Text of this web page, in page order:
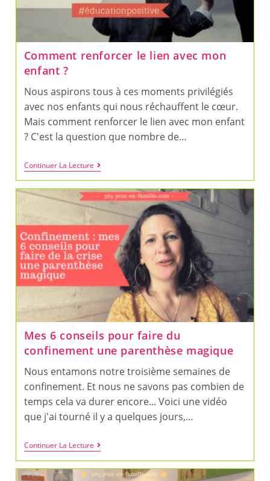
Comment renforcer le lien avec mon
enfant ?
Nous aspirons tous à ces moments privilégiés
avec nos enfants qui nous réchauffent le cœur.
Mais comment renforcer le lien avec mon enfant
? C'est la question que nombre de…
Continuer La LectureComment
Renforcer
Le
Lien
Avec
Mon
Enfant
?
Mes 6 conseils pour faire du
confinement une parenthèse magique
Nous entamons notre troisième semaines de
confinement. Et nous ne savons pas combien de
temps cela va durer encore... Voici une vidéo
que j'ai tourné il y a quelques jours,…
Continuer La LectureMes
6
Conseils
Pour